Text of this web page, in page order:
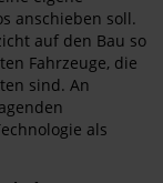
anschieben soll.
auf den Bau so
Fahrzeuge, die
sind. An
als